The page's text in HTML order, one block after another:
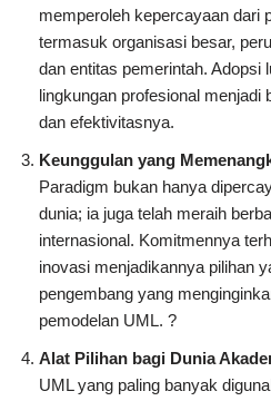
memperoleh kepercayaan dari
termasuk organisasi besar,
dan entitas pemerintah. Adopsi
lingkungan profesional menjadi
dan efektivitasnya.
Keunggulan yang
Paradigm bukan hanya
dunia; ia juga telah meraih
internasional. Komitmennya
inovasi menjadikannya pilihan
pengembang yang
pemodelan UML. ?
Alat Pilihan bagi Dunia
UML yang paling banyak